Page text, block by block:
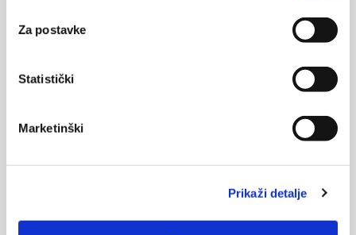
Za postavke
Statistički
Marketinški
Prikaži detalje